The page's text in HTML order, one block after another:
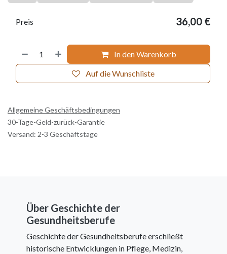
In den Warenkorb
Auf die Wunschliste
Preis 36,00 €
Allgemeine Geschäftsbedingungen
30-Tage-Geld-zurück-Garantie
Versand: 2-3 Geschäftstage
Über Geschichte der
Gesundheitsberufe
Geschichte der Gesundheitsberufe erschließt
historische Entwicklungen in Pflege, Medizin,